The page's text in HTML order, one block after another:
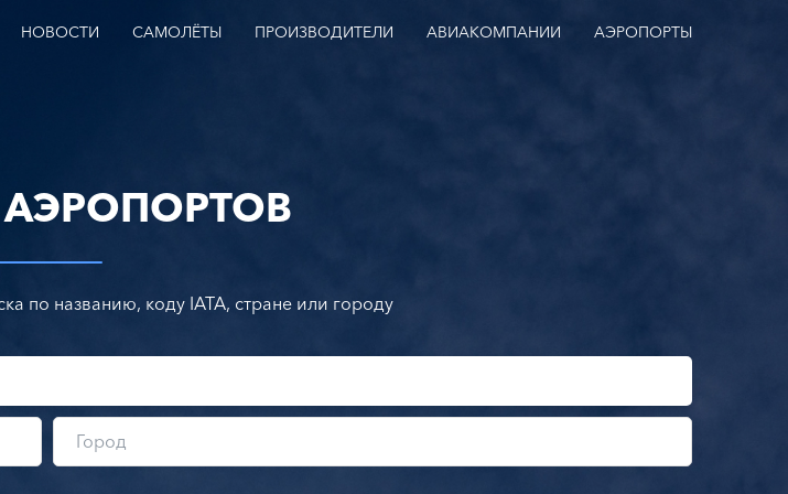
НОВОСТИ САМОЛЁТЫ ПРОИЗВОДИТЕЛИ АВИАКОМПАНИИ АЭРОПОРТЫ
по названию, коду IATA, стране или городу